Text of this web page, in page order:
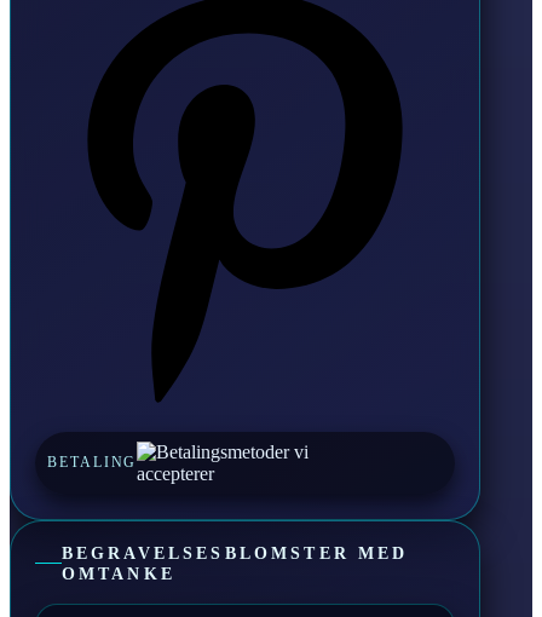
BETALING
BEGRAVELSESBLOMSTER MED
OMTANKE